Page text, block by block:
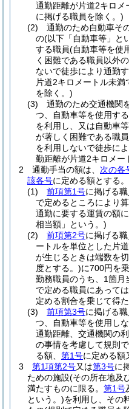
通勤距離が片道2キロメ
に掲げる職員を除く。)
(2)
通勤のため自動車そ
の(以下「自動車等」と
する職員(自動車等を使
く困難である職員以外
ないで徒歩により通勤
片道2キロメートル未満
を除く。)
(3)
通勤のため交通機関
つ、自動車等を使用す
を利用し、又は自動車
が著しく困難である職
を利用しないで徒歩に
勤距離が片道2キロメー
2
通勤手当の額は、 次の各
該各号に定める額とする。
(1)
前項第1号に掲げる
で定めるところにより
通勤に要する運賃の額
相当額」という。)
(2)
前項第2号に掲げる
ートルを単位とした片
が生じるときは端数を
度とする。)に700円を
勤務職員のうち、1箇月
で定める職員にあって
定める割合を乗じて得
(3)
前項第3号に掲げる
つ、自動車等を使用し
通勤距離、交通機関の
の事情を考慮して規則
る額、 第1号に定める額
3
第1項第2号又は第3号に
ための施設(その所在地及
満たすものに限る。 第1号
という。)を利用し、その